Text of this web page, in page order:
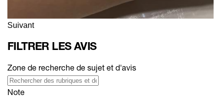
Suivant
FILTRER LES AVIS
Zone de recherche de sujet et d'avis
Note